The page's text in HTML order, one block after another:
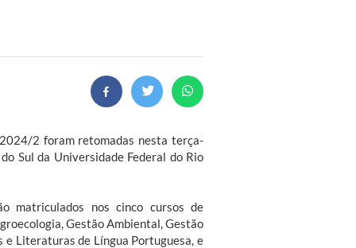
2 foram retomadas nesta terça-
Sul da Universidade Federal do Rio
matriculados nos cinco cursos de
Gestão Ambiental, Gestão
Literaturas de Língua Portuguesa, e